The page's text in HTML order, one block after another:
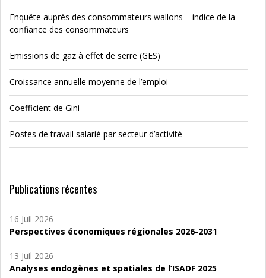
Enquête auprès des consommateurs wallons – indice de la
confiance des consommateurs
Emissions de gaz à effet de serre (GES)
Croissance annuelle moyenne de l’emploi
Coefficient de Gini
Postes de travail salarié par secteur d’activité
Publications récentes
16 Juil 2026
Perspectives économiques régionales 2026-2031
13 Juil 2026
Analyses endogènes et spatiales de l’ISADF 2025